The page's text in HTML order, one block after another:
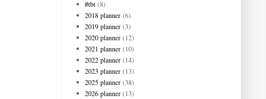
#tbt (8)
2018 planner (6)
2019 planner (3)
2020 planner (12)
2021 planner (10)
2022 planner (14)
2023 planner (13)
2025 planner (38)
2026 planner (13)